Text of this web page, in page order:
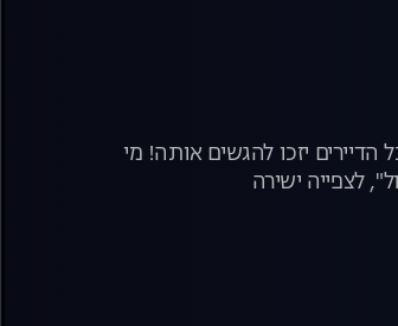
יזכו להגשים אותה! מי